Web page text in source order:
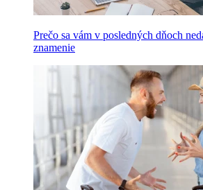
Prečo sa vám v posledných dňoch
znamenie